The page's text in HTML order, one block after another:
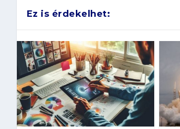
Ez is érdekelhet: